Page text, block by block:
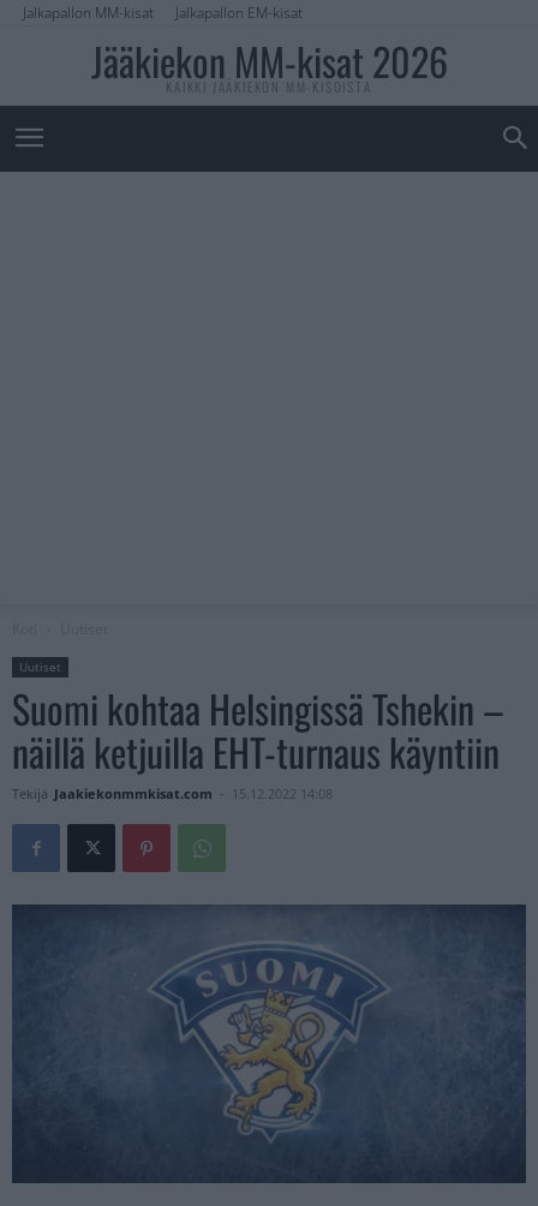
Jalkapallon MM-kisat Jalkapallon EM-kisat
Jääkiekon MM-kisat 2026
KAIKKI JÄÄKIEKON MM-KISOISTA
Uutiset
Suomi kohtaa Helsingissä Tshekin –
näillä ketjuilla EHT-turnaus käyntiin
Tekijä Jaakiekonmmkisat.com - 15.12.2022 14:08